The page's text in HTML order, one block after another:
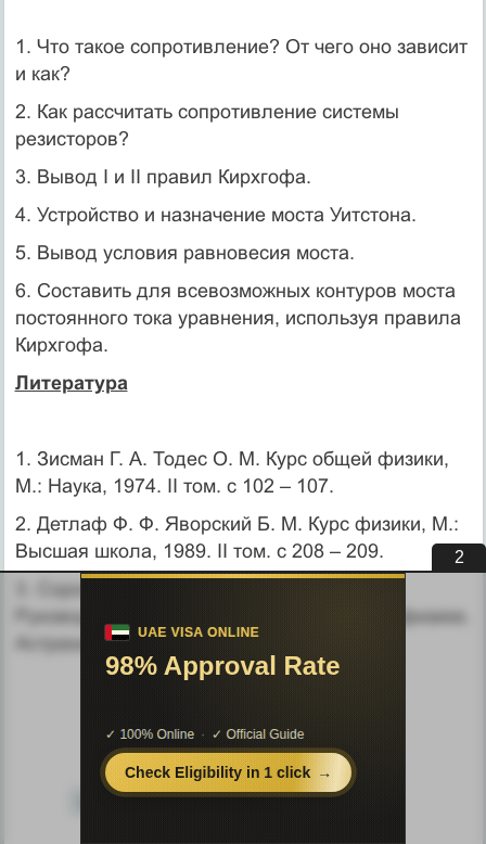
1. Что такое сопротивление? От чего оно зависит
и как?
2. Как рассчитать сопротивление системы
резисторов?
3. Вывод I и II правил Кирхгофа.
4. Устройство и назначение моста Уитстона.
5. Вывод условия равновесия моста.
6. Составить для всевозможных контуров моста
постоянного тока уравнения, используя правила
Кирхгофа.
Литература
1. Зисман Г. А. Тодес О. М. Курс общей физики,
М.: Наука, 1974. II том. с 102 – 107.
2. Детлаф Ф. Ф. Яворский Б. М. Курс физики, М.:
Высшая школа, 1989. II том. с 208 – 209.
3. Сорокин А.Ф., Сурков М.И., Кушкин С.А.
Руководство к лабораторным работам по физике.
Астрахань 1997.
9 10 11 12 13 14 15
1